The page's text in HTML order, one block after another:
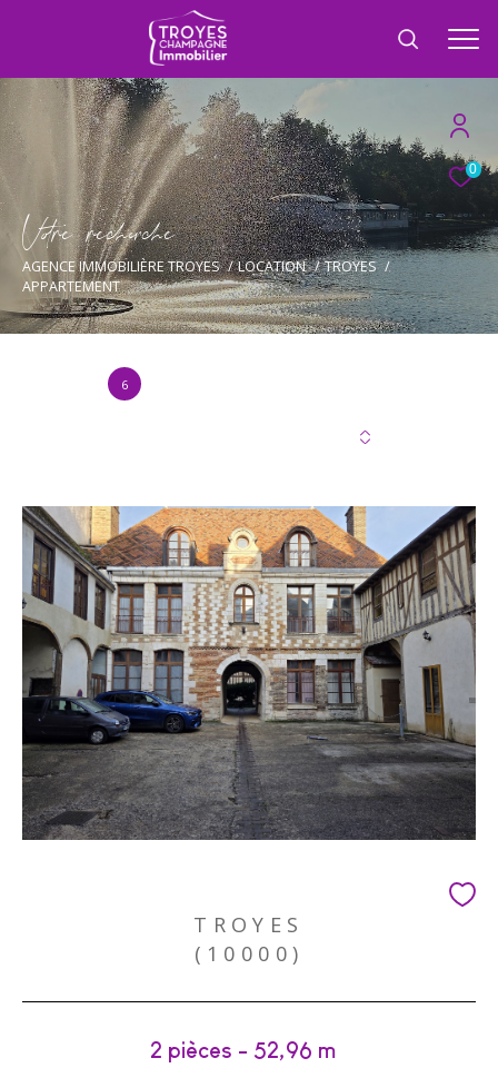
0
Vore recece
AGENCE IMMOBILIÈRE TROYES LOCATION
TROYES
APPARTEMENT
6
TROYES
(10000)
2 pièces - 52,96 m²